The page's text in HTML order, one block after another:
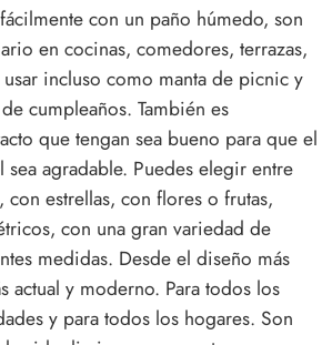
con un paño húmedo, son
en cocinas, comedores, terrazas,
incluso como manta de picnic y
cumpleaños. También es
que tengan sea bueno para que el
agradable. Puedes elegir entre
con estrellas, con flores o frutas,
con una gran variedad de
medidas. Desde el diseño más
actual y moderno. Para todos los
y para todos los hogares. Son